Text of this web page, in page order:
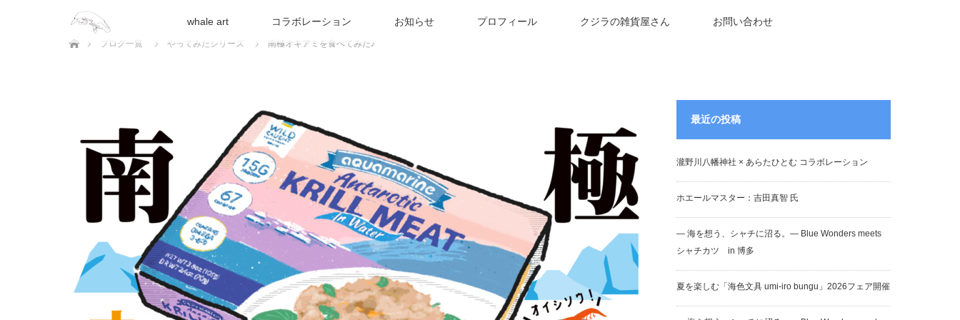
whale art コラボレーション お知らせ プロフィール クジラの雑貨屋さん お問い合わせ
ホーム
ブログ一覧
やってみたシリーズ 南極オキアミを食べてみた♪
最近の投稿
瀧野川八幡神社 × あらたひとむ コラボレーション
ホエールマスター：吉田真智 氏
― 海を想う、シャチに沼る。― Blue Wonders meets
シャチカツ in 博多
夏を楽しむ「海色文具 umi-iro bungu」2026フェア開催